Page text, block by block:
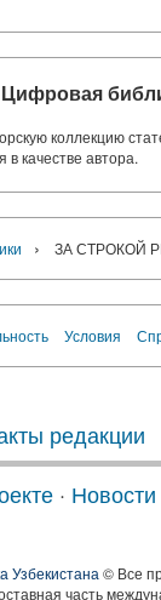
коллекцию
в качестве автора.
› ЗА СТРОКОЙ
Условия
редакции
· Новости
Узбекистана © Все
часть